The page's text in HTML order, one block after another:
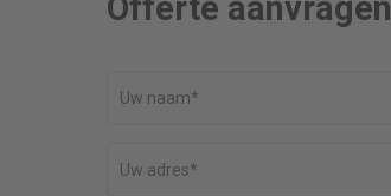
Offerte aanvragen